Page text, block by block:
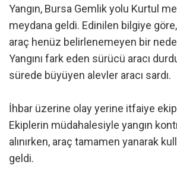
Yangın, Bursa Gemlik yolu Kurtul
meydana geldi. Edinilen bilgiye
araç henüz belirlenemeyen bir
Yangını fark eden sürücü aracı
sürede büyüyen alevler aracı sardı.
İhbar üzerine olay yerine itfaiye
Ekiplerin müdahalesiyle yangın
alınırken, araç tamamen yanarak
geldi.